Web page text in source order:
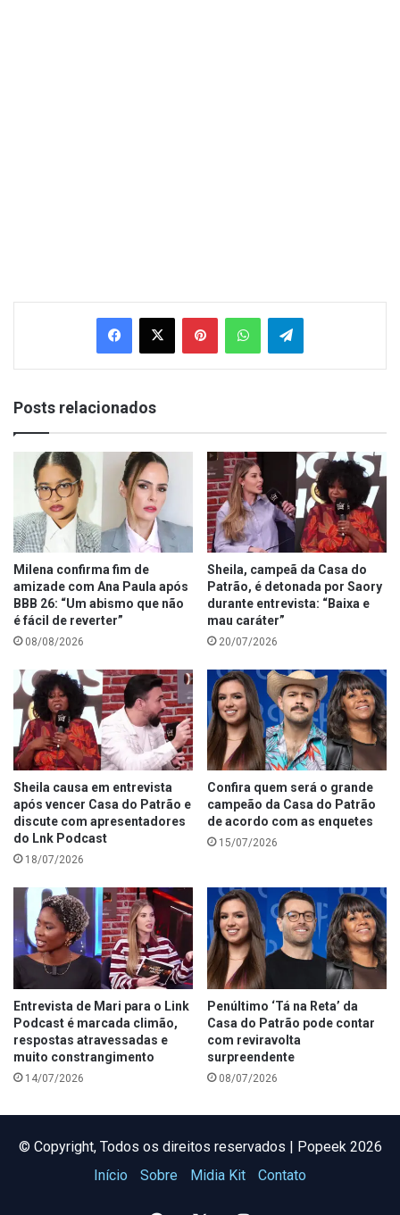
Facebook
X PinterestWhatsAppTelegram
Posts relacionados
Milena confirma fim de
amizade com Ana Paula após
BBB 26: “Um abismo que não
é fácil de reverter”
08/08/2026
Sheila, campeã da Casa do
Patrão, é detonada por Saory
durante entrevista: “Baixa e
mau caráter”
20/07/2026
Sheila causa em entrevista
após vencer Casa do Patrão e
discute com apresentadores
do Lnk Podcast
18/07/2026
Confira quem será o grande
campeão da Casa do Patrão
de acordo com as enquetes
15/07/2026
Entrevista de Mari para o Link
Podcast é marcada climão,
respostas atravessadas e
muito constrangimento
14/07/2026
Penúltimo ‘Tá na Reta’ da
Casa do Patrão pode contar
com reviravolta
surpreendente
08/07/2026
©️ Copyright, Todos os direitos reservados | Popeek 2026
Início
Sobre Midia Kit Contato